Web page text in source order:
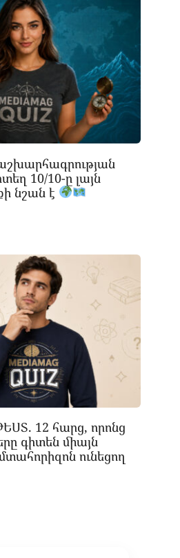
10/10-ը լայն
նշան է
12 հարց, որոնց
գիտեն միայն
ունեցող